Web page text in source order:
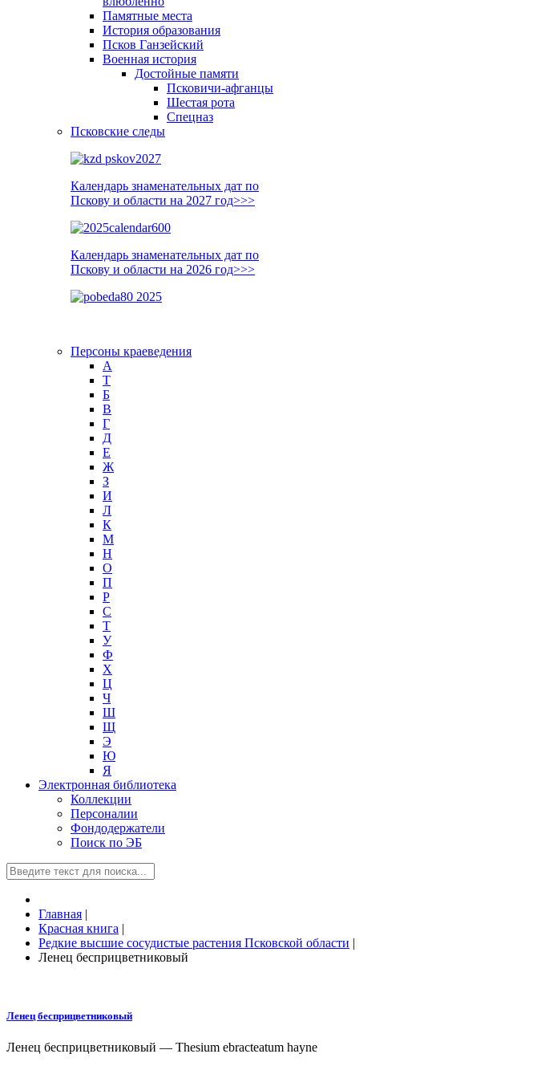
Памятные места
История образования
Псков Ганзейский
Военная история
Достойные памяти
Псковичи-афганцы
Шестая рота
Спецназ
Псковские следы
Календарь знаменательных дат по
Пскову и области на 2027 год>>>
Календарь знаменательных дат по
Пскову и области на 2026 год>>>
Персоны краеведения
А
T
Б
В
Г
Д
Е
Ж
З
И
Л
К
М
Н
О
П
Р
С
Т
У
Ф
Х
Ц
Ч
Ш
Щ
Э
Ю
Я
Электронная библиотека
Коллекции
Персоналии
Фондодержатели
Поиск по ЭБ
Главная |
Красная книга |
Редкие высшие сосудистые растения Псковской области |
Ленец бесприцветниковый
Ленец бесприцветниковый
Ленец бесприцветниковый — Thesium ebracteatum hayne